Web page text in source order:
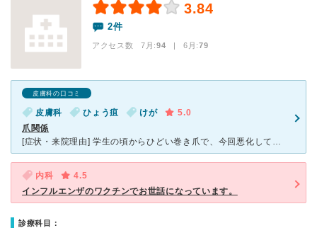
3.84
2件
アクセス数 7月:94 | 6月:79
皮膚科の口コミ
皮膚科 ひょう疽 けが
5.0
爪関係
[症状・来院理由] 学生の頃からひどい巻き爪で、今回悪化して皮膚を突き破ってしまったので行きました。膿が溜まり、靴を履いて歩くのも辛い状況で親指が黒ずんでいました。 [医師の診断・治療法] 巻き
内科
4.5
インフルエンザのワクチンでお世話になっています。
診療科目：